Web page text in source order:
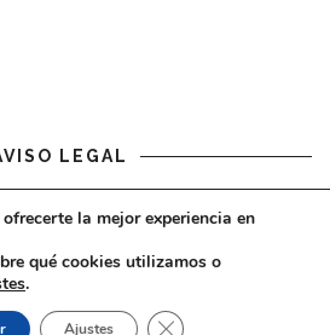
LEGAL
la mejor experiencia en
qué cookies utilizamos o
.
Ajustes CERRAR EL